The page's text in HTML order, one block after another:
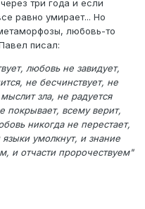
три года и если
равно умирает... Но
любовь-то
писал:
любовь не завидует,
не бесчинствует, не
зла, не радуется
покрывает, всему верит,
никогда не перестает,
умолкнут, и знание
и отчасти пророчествуем"